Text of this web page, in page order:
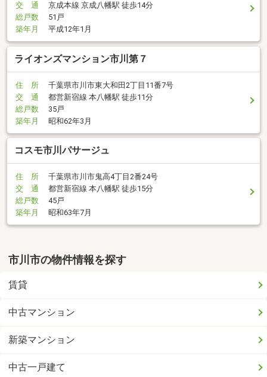
交 通
京成本線 京成八幡駅 徒歩14分
総戸数
51戸
築年月
平成12年1月
ライオンズマンション市川第７
住 所
千葉県市川市東大和田2丁目11番7号
交 通
都営新宿線 本八幡駅 徒歩11分
総戸数
35戸
築年月
昭和62年3月
コスモ市川パサージュ
住 所
千葉県市川市鬼高4丁目2番24号
交 通
都営新宿線 本八幡駅 徒歩15分
総戸数
45戸
築年月
昭和63年7月
市川市の物件情報を探す
賃貸
中古マンション
新築マンション
中古一戸建て